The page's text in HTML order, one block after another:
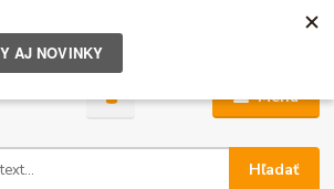
Menu
Hľadať
ks
0,00 €